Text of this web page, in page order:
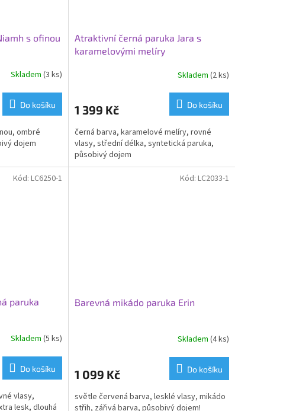
s ofinou
Skladem (3 ks)
Do košíku
ombré
dojem
Atraktivní černá paruka Jara s
karamelovými melíry
Skladem (2 ks)
1 399 Kč Do košíku
černá barva, karamelové melíry, rovné
vlasy, střední délka, syntetická paruka,
působivý dojem
paruka
Skladem (5 ks)
Do košíku
vlasy,
lesk, dlouhá
Kód: LC6250-1
Barevná mikádo paruka Erin
Skladem (4 ks)
1 099 Kč Do košíku
světle červená barva, lesklé vlasy, mikádo
střih, zářivá barva, působivý dojem!
Kód: LC2033-1